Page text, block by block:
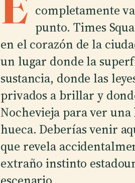
completamente
punto. Times
en el corazón de la
un lugar donde la
sustancia, donde las
privados a brillar y
Nochevieja para ver
hueca. Deberías venir
que revela
extraño instinto